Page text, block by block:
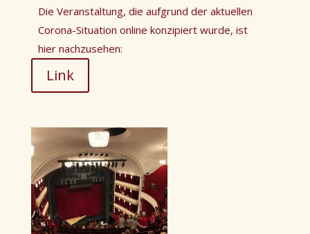
Die Veranstaltung, die aufgrund der aktuellen
Corona-Situation online konzipiert wurde, ist
hier nachzusehen:
Link